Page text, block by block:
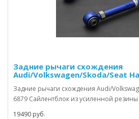
Задние рычаги схождения
Audi/Volkswagen/Skoda/Seat
Задние рычаги схождения Audi/
6879 Сайлентблок из усиленной
19490 руб.